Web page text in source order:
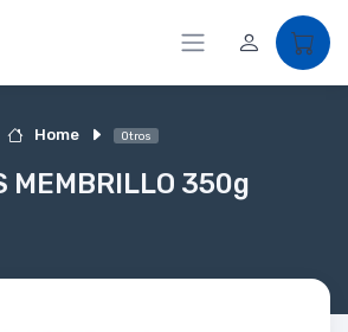
Home Otros
MEMBRILLO 350g